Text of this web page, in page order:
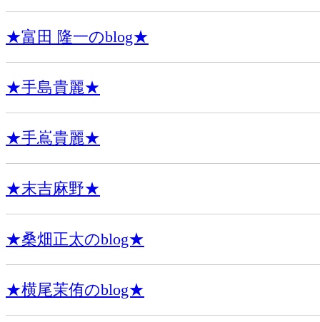
★富田 隆一のblog★
★手島貴麗★
★手嶌貴麗★
★末吉麻野★
★桑畑正太のblog★
★横尾茉侑のblog★